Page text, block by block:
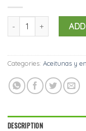
ACEITUNAS
Categories: Aceitunas y
DESCRIPTION